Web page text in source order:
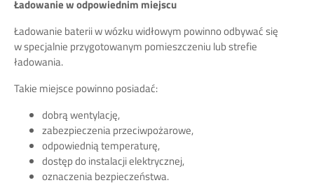
Ładowanie w odpowiednim miejscu
Ładowanie baterii w wózku widłowym powinno odbywać się
w specjalnie przygotowanym pomieszczeniu lub strefie
ładowania.
Takie miejsce powinno posiadać:
dobrą wentylację,
zabezpieczenia przeciwpożarowe,
odpowiednią temperaturę,
dostęp do instalacji elektrycznej,
oznaczenia bezpieczeństwa.